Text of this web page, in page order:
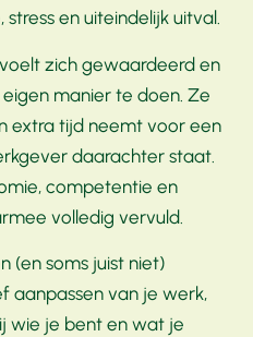
en uiteindelijk uitval.
zich gewaardeerd en
manier te doen. Ze
extra tijd neemt voor een
daarachter staat.
competentie en
volledig vervuld.
(en soms juist niet)
aanpassen van je werk,
wie je bent en wat je